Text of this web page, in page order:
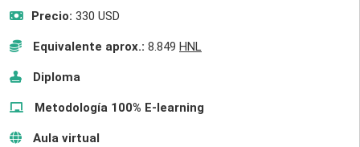
Precio: 330 USD
Equivalente aprox.: 8.849 HNL
Diploma
Metodología 100% E-learning
Aula virtual